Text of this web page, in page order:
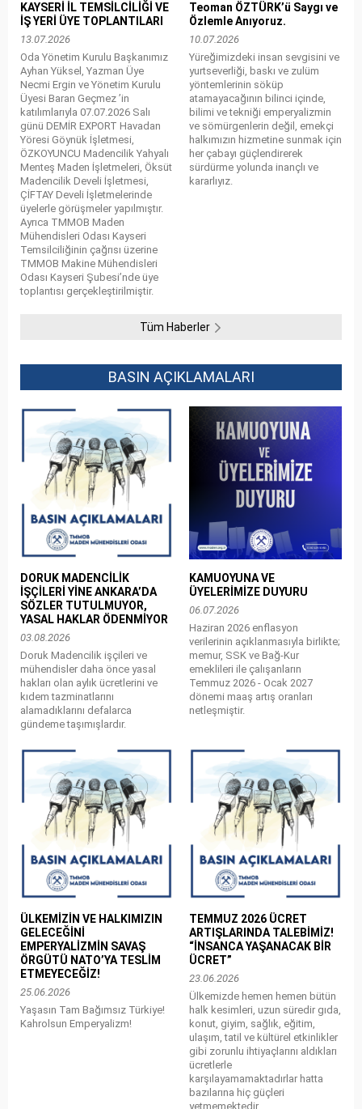
KAYSERİ İL TEMSİLCİLİĞİ VE
İŞ YERİ ÜYE TOPLANTILARI
13.07.2026
Oda Yönetim Kurulu Başkanımız
Ayhan Yüksel, Yazman Üye
Necmi Ergin ve Yönetim Kurulu
Üyesi Baran Geçmez ’in
katılımlarıyla 07.07.2026 Salı
günü DEMİR EXPORT Havadan
Yöresi Göynük İşletmesi,
ÖZKOYUNCU Madencilik Yahyalı
Menteş Maden İşletmeleri, Öksüt
Madencilik Develi İşletmesi,
ÇİFTAY Develi İşletmelerinde
üyelerle görüşmeler yapılmıştır.
Ayrıca TMMOB Maden
Mühendisleri Odası Kayseri
Temsilciliğinin çağrısı üzerine
TMMOB Makine Mühendisleri
Odası Kayseri Şubesi’nde üye
toplantısı gerçekleştirilmiştir.
Teoman ÖZTÜRK’ü Saygı ve
Özlemle Anıyoruz.
10.07.2026
Yüreğimizdeki insan sevgisini ve
yurtseverliği, baskı ve zulüm
yöntemlerinin söküp
atamayacağının bilinci içinde,
bilimi ve tekniği emperyalizmin
ve sömürgenlerin değil, emekçi
halkımızın hizmetine sunmak için
her çabayı güçlendirerek
sürdürme yolunda inançlı ve
kararlıyız.
Tüm Haberler
BASIN AÇIKLAMALARI
DORUK MADENCİLİK
İŞÇİLERİ YİNE ANKARA’DA
SÖZLER TUTULMUYOR,
YASAL HAKLAR ÖDENMİYOR
03.08.2026
Doruk Madencilik işçileri ve
mühendisler daha önce yasal
hakları olan aylık ücretlerini ve
kıdem tazminatlarını
alamadıklarını defalarca
gündeme taşımışlardır.
KAMUOYUNA VE
ÜYELERİMİZE DUYURU
06.07.2026
Haziran 2026 enflasyon
verilerinin açıklanmasıyla birlikte;
memur, SSK ve Bağ-Kur
emeklileri ile çalışanların
Temmuz 2026 - Ocak 2027
dönemi maaş artış oranları
netleşmiştir.
ÜLKEMİZİN VE HALKIMIZIN
GELECEĞİNİ
EMPERYALİZMİN SAVAŞ
ÖRGÜTÜ NATO’YA TESLİM
ETMEYECEĞİZ!
25.06.2026
Yaşasın Tam Bağımsız Türkiye!
Kahrolsun Emperyalizm!
TEMMUZ 2026 ÜCRET
ARTIŞLARINDA TALEBİMİZ!
“İNSANCA YAŞANACAK BİR
ÜCRET”
23.06.2026
Ülkemizde hemen hemen bütün
halk kesimleri, uzun süredir gıda,
konut, giyim, sağlık, eğitim,
ulaşım, tatil ve kültürel etkinlikler
gibi zorunlu ihtiyaçlarını aldıkları
ücretlerle
karşılayamamaktadırlar hatta
bazılarına hiç güçleri
yetmemektedir.